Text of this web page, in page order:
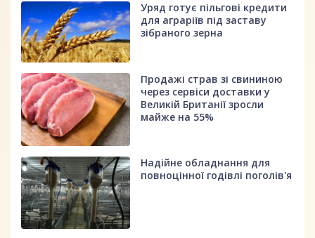
Уряд готує пільгові кредити
для аграріїв під заставу
зібраного зерна
Продажі страв зі свининою
через сервіси доставки у
Великій Британії зросли
майже на 55%
Надійне обладнання для
повноцінної годівлі поголів'я